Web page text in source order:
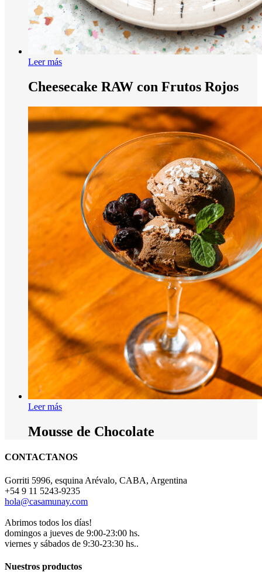
Leer más
Cheesecake RAW con Frutos Rojos
Leer más
Mousse de Chocolate
CONTACTANOS
Gorriti 5996, esquina Arévalo, CABA, Argentina
+54 9 11 5243-9235
hola@casamunay.com
Abrimos todos los días!
domingos a jueves de 9:00-23:00 hs.
viernes y sábados de 9:30-23:30 hs..
Nuestros productos